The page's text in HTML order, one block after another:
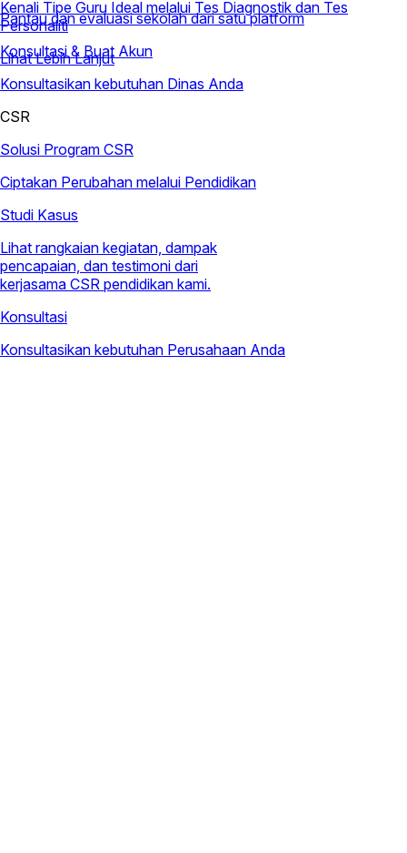
Pantau dan evaluasi sekolah dari satu platform
Konsultasi & Buat Akun
Konsultasikan kebutuhan Dinas Anda
CSR
Solusi Program CSR
Ciptakan Perubahan melalui Pendidikan
Studi Kasus
Lihat rangkaian kegiatan, dampak
pencapaian, dan testimoni dari
kerjasama CSR pendidikan kami.
Konsultasi
Konsultasikan kebutuhan Perusahaan Anda
Kenali Tipe Guru Ideal melalui Tes Diagnostik dan Tes
Personaliti
Lihat Lebih Lanjut